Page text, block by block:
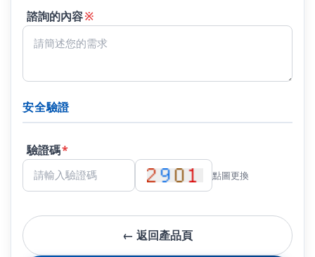
諮詢的內容※
安全驗證
驗證碼*
點圖更換
← 返回產品頁